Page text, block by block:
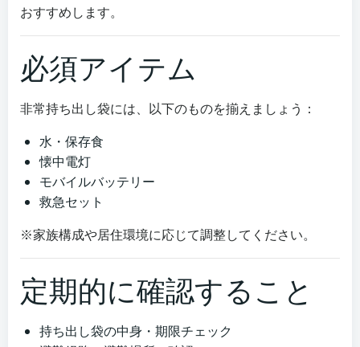
おすすめします。
必須アイテム
非常持ち出し袋には、以下のものを揃えましょう：
水・保存食
懐中電灯
モバイルバッテリー
救急セット
※家族構成や居住環境に応じて調整してください。
定期的に確認すること
持ち出し袋の中身・期限チェック